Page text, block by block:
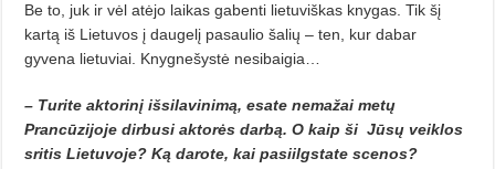
Be to, juk ir vėl atėjo laikas gabenti lietuviškas knygas. Tik šį
kartą iš Lietuvos į daugelį pasaulio šalių – ten, kur dabar
gyvena lietuviai. Knygnešystė nesibaigia…
– Turite aktorinį išsilavinimą, esate nemažai metų
Prancūzijoje dirbusi aktorės darbą. O kaip ši Jūsų veiklos
sritis Lietuvoje? Ką darote, kai pasiilgstate scenos?